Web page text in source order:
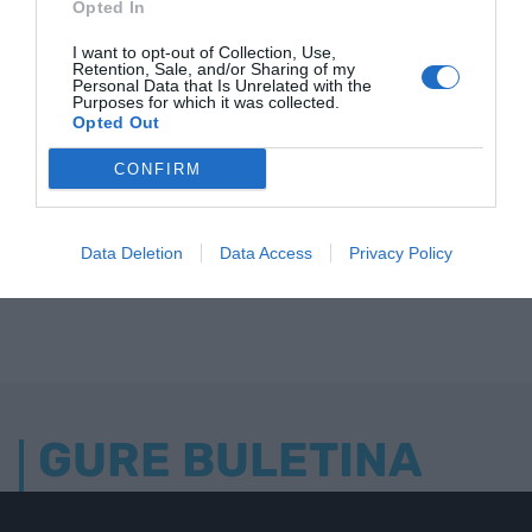
Opted In
I want to opt-out of Collection, Use,
Retention, Sale, and/or Sharing of my
Personal Data that Is Unrelated with the
Purposes for which it was collected.
Opted Out
CONFIRM
Data Deletion Data Access Privacy Policy
GURE BULETINA